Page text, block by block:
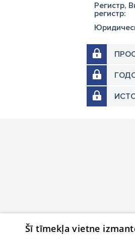
Регистр,
регистр:
Šī tīmekļa vietne